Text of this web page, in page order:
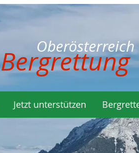
Oberösterreich
Bergrettung
Jetzt unterstützen